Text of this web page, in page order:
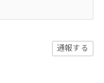
通報する